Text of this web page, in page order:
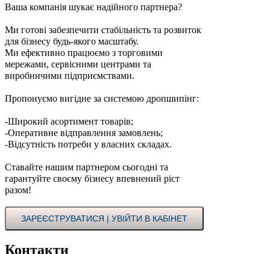
Ваша компанія шукає надійного партнера?
Ми готові забезпечити стабільність та розвиток
для бізнесу будь-якого масштабу.
Ми ефективно працюємо з торговими
мережами, сервісними центрами та
виробничими підприємствами.
Пропонуємо вигідне за системою дропшипінг:
-Широкий асортимент товарів;
-Оперативне відправлення замовлень;
-Відсутність потреби у власних складах.
Ставайте нашим партнером сьогодні та
гарантуйте своєму бізнесу впевнений ріст
разом!
ЗАРЕЄСТРУВАТИСЯ | УВІЙТИ В КАБІНЕТ
Контакти